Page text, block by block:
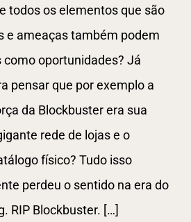
todos os elementos que são
e ameaças também podem
como oportunidades? Já
pensar que por exemplo a
da Blockbuster era sua
rede de lojas e o
físico? Tudo isso
perdeu o sentido na era do
RIP Blockbuster. […]